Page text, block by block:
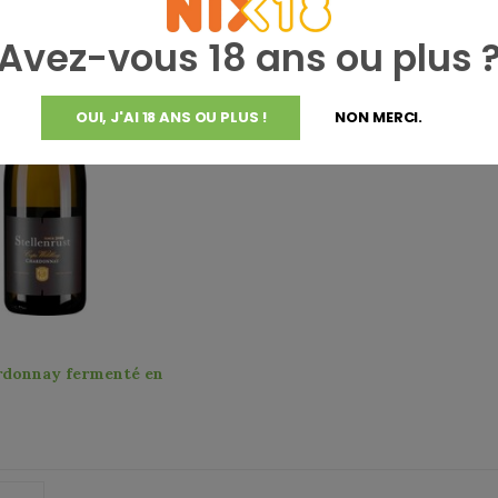
vous 18 ans ou plus
OUI, J'AI 18 ANS OU PLUS ! NON MERCI.
fermenté en